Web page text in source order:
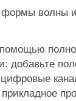
формы волны и
добавьте
цифровые